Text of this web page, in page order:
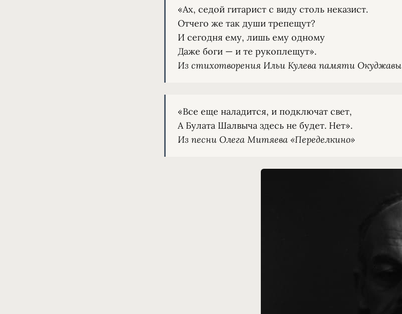
«Ах, седой гитарист с виду столь неказист.
Отчего же так души трепещут?
И сегодня ему, лишь ему одному
Из стихотворения Ильи Кулева памяти Окуджавы
«Все еще наладится, и подключат свет,
Из песни Олега Митяева «Переделкино»